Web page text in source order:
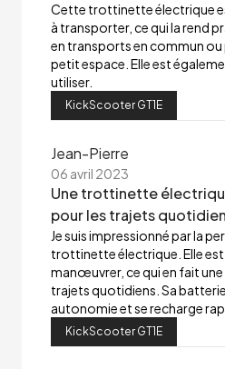
Cette trottinette électrique
à transporter, ce qui la rend
en transports en commun ou
petit espace. Elle est
utiliser.
KickScooter GT1E
Jean-Pierre
06 avril 2023
Une trottinette
pour les trajets
Je suis impressionné par la
trottinette électrique. Elle est
manœuvrer, ce qui en fait
trajets quotidiens. Sa
autonomie et se recharge
KickScooter GT1E